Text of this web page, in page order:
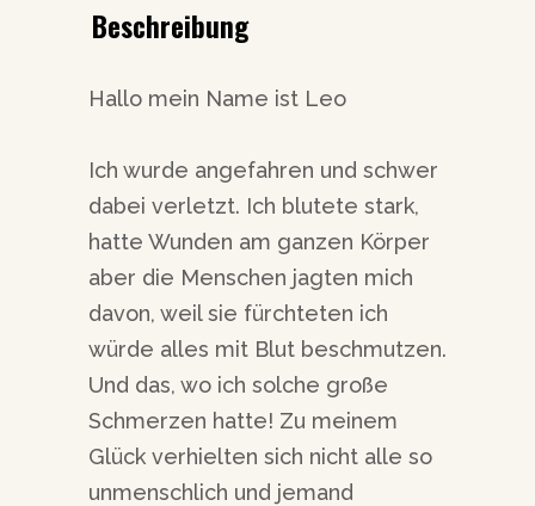
Beschreibung
Hallo mein Name ist Leo
Ich wurde angefahren und schwer
dabei verletzt. Ich blutete stark,
hatte Wunden am ganzen Körper
aber die Menschen jagten mich
davon, weil sie fürchteten ich
würde alles mit Blut beschmutzen.
Und das, wo ich solche große
Schmerzen hatte! Zu meinem
Glück verhielten sich nicht alle so
unmenschlich und jemand